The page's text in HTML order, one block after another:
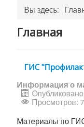
Вы здесь:
Главная
ГИС
Информация о
Просмотров:
Материалы по